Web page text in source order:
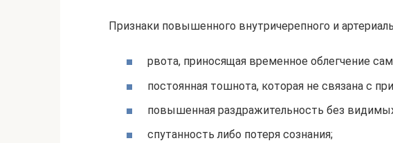
Признаки повышенного внутричерепного и
рвота, приносящая временное облегчение
постоянная тошнота, которая не связана с
повышенная раздражительность без
спутанность либо потеря сознания;